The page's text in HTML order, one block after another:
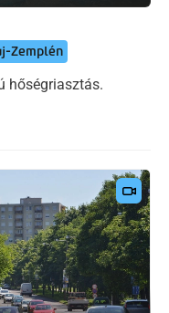
Zemplén
hőségriasztás.